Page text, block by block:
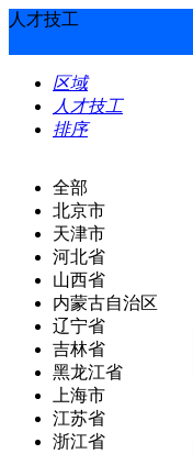
人才技工
区域
人才技工
排序
全部
北京市
天津市
河北省
山西省
内蒙古自治区
辽宁省
吉林省
黑龙江省
上海市
江苏省
浙江省